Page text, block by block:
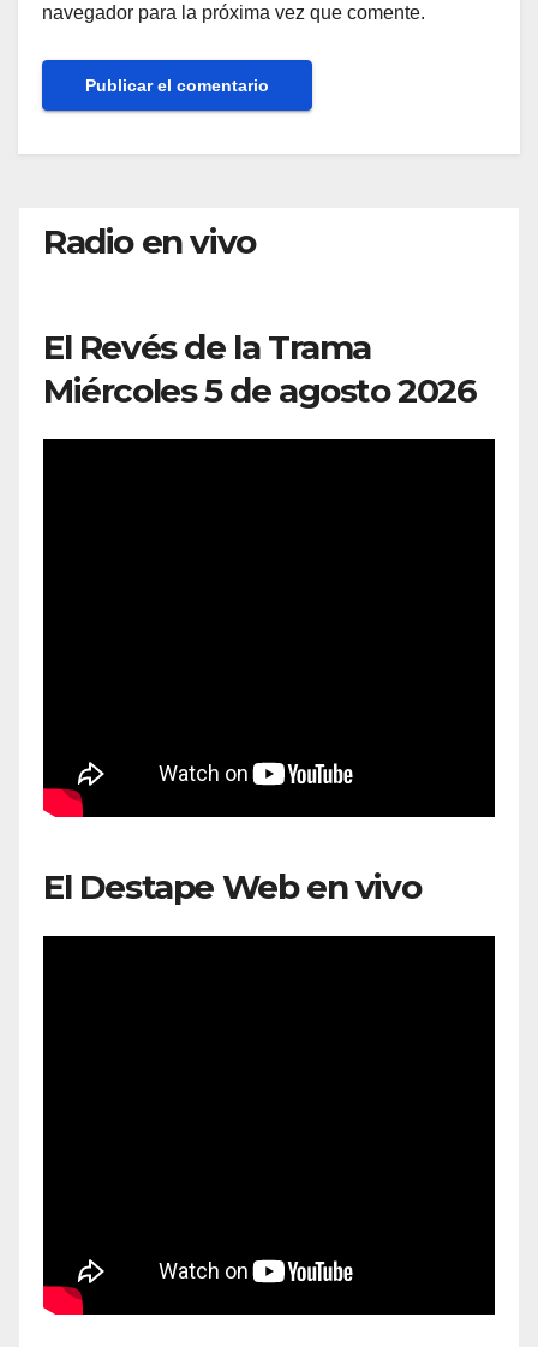
navegador para la próxima vez que comente.
Radio en vivo
El Revés de la Trama
Miércoles 5 de agosto 2026
El Destape Web en vivo